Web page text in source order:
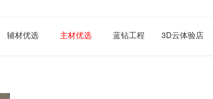
辅材优选 主材优选 蓝钻工程 3D云体验店